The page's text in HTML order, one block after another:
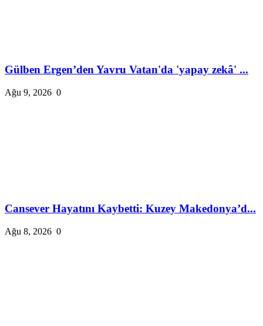
Gülben Ergen’den Yavru Vatan'da 'yapay zekâ' ...
Ağu 9, 2026 0
Cansever Hayatını Kaybetti: Kuzey Makedonya’d...
Ağu 8, 2026 0